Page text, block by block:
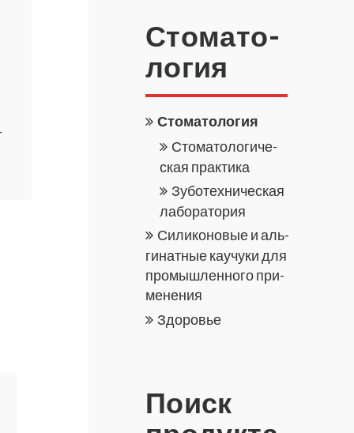
Сто­ма­то­
ло­гия
Сто­ма­то­ло­гия
Сто­ма­то­ло­ги­че­
ская прак­ти­ка
Зу­бо­тех­ни­че­ская
ла­бо­ра­то­рия
Си­ли­ко­но­вые и аль­
ги­нат­ные ка­у­чу­ки для
про­мыш­лен­но­го при­
ме­не­ния
Здо­ро­вье
Поиск